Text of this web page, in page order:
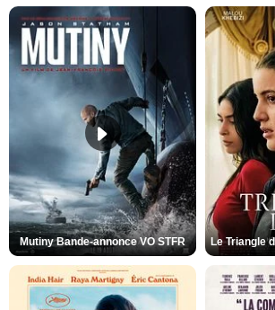
Mutiny Bande-annonce VO STFR Le Triangle